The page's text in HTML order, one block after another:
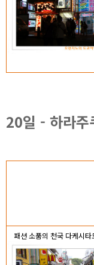
20일 - 하라주
패션 소품의 천국 다케시타